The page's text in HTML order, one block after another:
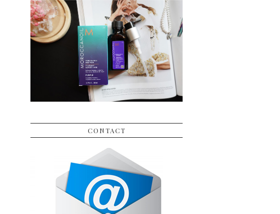
CONTACT